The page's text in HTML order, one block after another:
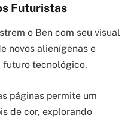
Futuristas
o Ben com seu visual
novos alienígenas e
futuro tecnológico.
páginas permite um
de cor, explorando